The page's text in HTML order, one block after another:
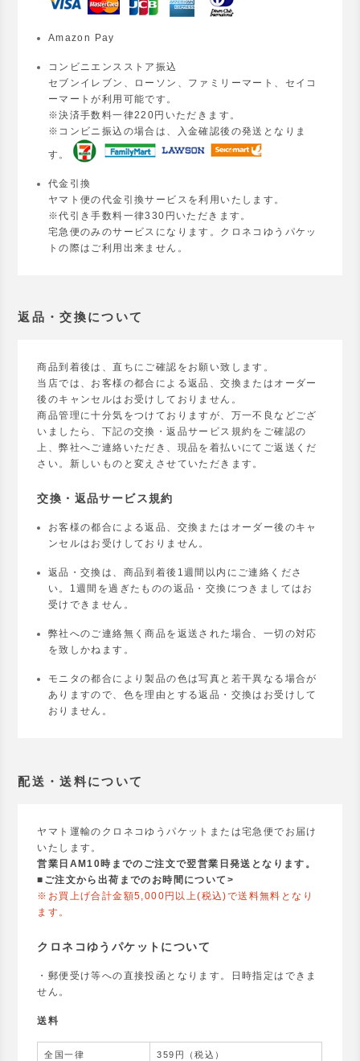
Amazon Pay
コンビニエンスストア振込
セブンイレブン、ローソン、ファミリーマート、セイコ
ーマートが利用可能です。
※決済手数料一律220円いただきます。
※コンビニ振込の場合は、入金確認後の発送となりま
す。
代金引換
ヤマト便の代金引換サービスを利用いたします。
※代引き手数料一律330円いただきます。
宅急便のみのサービスになります。クロネコゆうパケッ
トの際はご利用出来ません。
返品・交換について
商品到着後は、直ちにご確認をお願い致します。
当店では、お客様の都合による返品、交換またはオーダー
後のキャンセルはお受けしておりません。
商品管理に十分気をつけておりますが、万一不良などござ
いましたら、下記の交換・返品サービス規約をご確認の
上、弊社へご連絡いただき、現品を着払いにてご返送くだ
さい。新しいものと変えさせていただきます。
交換・返品サービス規約
お客様の都合による返品、交換またはオーダー後のキャ
ンセルはお受けしておりません。
返品・交換は、商品到着後1週間以内にご連絡くださ
い。1週間を過ぎたものの返品・交換につきましてはお
受けできません。
弊社へのご連絡無く商品を返送された場合、一切の対応
を致しかねます。
モニタの都合により製品の色は写真と若干異なる場合が
ありますので、色を理由とする返品・交換はお受けして
おりません。
配送・送料について
ヤマト運輸のクロネコゆうパケットまたは宅急便でお届け
いたします。
営業日AM10時までのご注文で翌営業日発送となります。
■ ご注文から出荷までのお時間について>
※お買上げ合計金額5,000円以上(税込)で送料無料となり
ます。
クロネコゆうパケットについて
・郵便受け等への直接投函となります。日時指定はできま
せん。
送料
全国一律 359円（税込）